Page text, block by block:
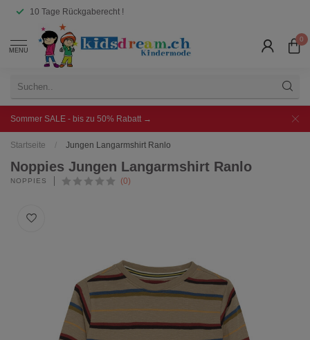
10 Tage Rückgaberecht !
MENU
0
Sommer SALE - bis zu 50% Rabatt →
Startseite / Jungen Langarmshirt Ranlo
Noppies Jungen Langarmshirt Ranlo
NOPPIES (0)